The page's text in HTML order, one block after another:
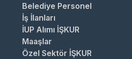
Belediye Personel
İş İlanları
İUP Alımı İŞKUR
Maaşlar
Özel Sektör İŞKUR